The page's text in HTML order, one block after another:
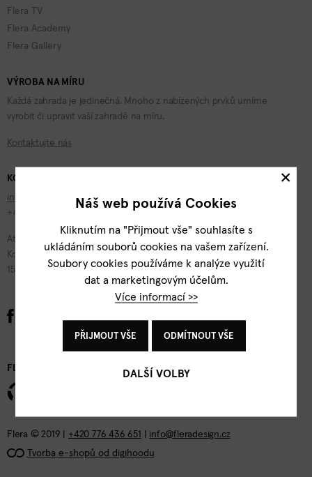
Flera TV
Flera Academy
Flera Gallery
VÝROBA NA MÍRU
Každá zahrada je jedinečná. Mnoho z nabízených prvků umíme
vyrobit či upravit vaší zahradě na míru.
Kontaktujte nás
KONTAKTY
info@fleradesign.cz
+420 776 436 651
Atelier Flera
Kotevní 1277/2
150 00 Praha 5
FLERA DESIGN
Flera © 2019 | +420 776 436 651
info@fleradesign.cz
Tvorba e-shopů od digihoodu
Náš web používá Cookies
Kliknutím na "Přijmout vše" souhlasíte s
ukládáním souborů cookies na vašem zařízení.
Soubory cookies používáme k analýze využití
dat a marketingovým účelům.
Více informací >>
×
PŘIJMOUT VŠE ODMÍTNOUT VŠE
DALŠÍ VOLBY